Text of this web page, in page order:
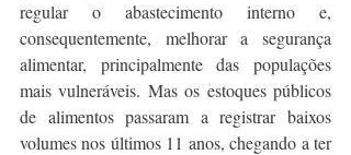
regular o abastecimento interno e,
consequentemente, melhorar a segurança
alimentar, principalmente das populações
mais vulneráveis. Mas os estoques públicos
de alimentos passaram a registrar baixos
volumes nos últimos 11 anos, chegando a ter